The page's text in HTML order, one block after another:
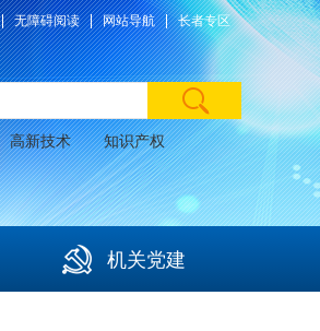
无障碍阅读 网站导航 长者专区
高新技术 知识产权
机关党建